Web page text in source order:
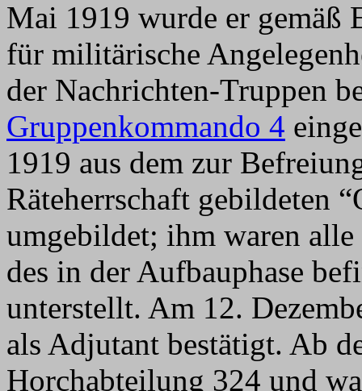
Mai 1919 wurde er gemäß
für militärische
der Nachrichten-Truppen
Gruppenkommando 4
1919 aus dem zur
Räteherrschaft gebildeten
umgebildet; ihm waren
des in der Aufbauphase
unterstellt. Am 12.
als Adjutant bestätigt. Ab
Horchabteilung 324 und